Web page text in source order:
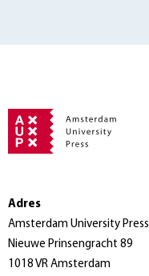
Adres
Amsterdam University Press
Nieuwe Prinsengracht 89
1018 VR Amsterdam